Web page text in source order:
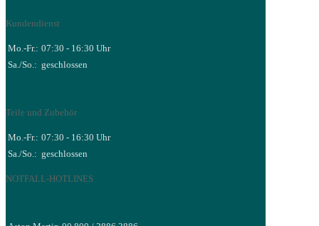
Kundendienst
Mo.-Fr.: 07:30 - 16:30 Uhr
Sa./So.: geschlossen
Teile und Zubehör
Mo.-Fr.: 07:30 - 16:30 Uhr
Sa./So.: geschlossen
NOTFALL-HOTLINES